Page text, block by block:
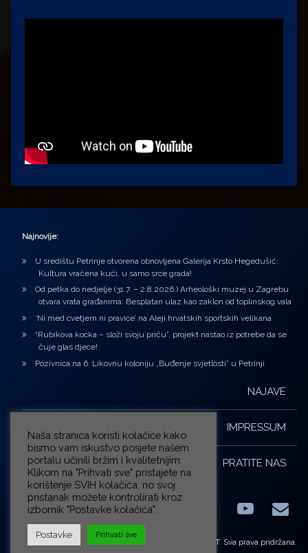
Najnovije:
U središtu Petrinje otvorena obnovljena Galerija Krsto Hegedušić:
Kultura vraćena kući, u samo srce grada!
Od petka do nedjelje (31.7. – 2.8.2026.) Arheološki muzej u Zagrebu
otvara vrata građanima: Besplatan ulaz kao zaklon od toplinskog vala
‘Ni med cvetjem ni pravice’ na Aleji hrvatskih sportskih velikana
“Rubikova kocka – složi svoju priču”, projekt nastao iz potrebe da se
čuje glas djece!
Pozivnica na 6. Likovnu koloniju „Buđenje svjetlosti” u Petrinji
NAJAVE
IMPRESSUM
PRATITE NAS
FacebookLinkedIn E-
© ZG-KULT. Sva prava pridržana.
Naša stranica koristi kolačiće kako
bismo vam iskustvo posjete našem
portalu učinili bržim i kvalitetnijim.
Klikom na "Prihvati sve" pristajete na
korištenje SVIH kolačića, no svoj
pristanak možete kontrolirati kroz
izbornik "Postavke kolačića".
Postavke Prihvati sve